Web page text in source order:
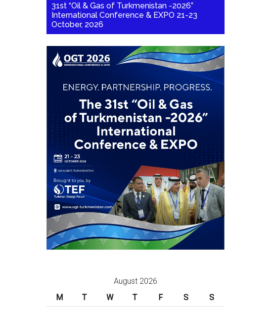
31st “Oil & Gas of Turkmenistan -2026”
International Conference & EXPO 21-23
October, 2026
August 2026
M
T W T F S S